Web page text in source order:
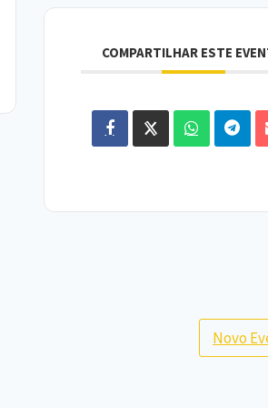
COMPARTILHAR ESTE
Novo